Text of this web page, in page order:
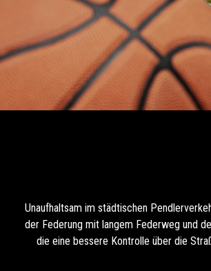
Unaufhaltsam im städtischen
der Federung mit langem Federweg und
die eine bessere Kontrolle über die